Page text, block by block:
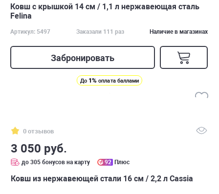
Ковш с крышкой 14 см / 1,1 л нержавеющая сталь
Felina
Артикул: 5497 Заказали 111 раз Наличие в магазинах
Забронировать
До 1% оплата баллами
0 отзывов
3 050 руб.
до 305 бонусов на карту 92 Плюс
Ковш из нержавеющей стали 16 см / 2,2 л Cassia